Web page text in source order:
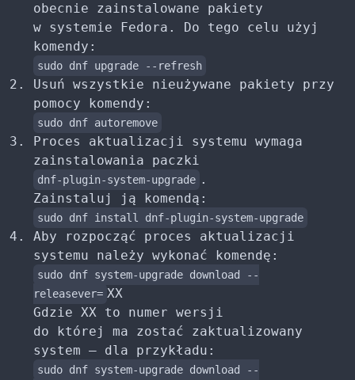
obecnie zainstalowane pakiety
w systemie Fedora. Do tego celu użyj
komendy:
sudo dnf upgrade --refresh
Usuń wszystkie nieużywane pakiety przy
pomocy komendy:
sudo dnf autoremove
Proces aktualizacji systemu wymaga
zainstalowania paczki
dnf-plugin-system-upgrade .
Zainstaluj ją komendą:
sudo dnf install dnf-plugin-system-upgrade
Aby rozpocząć proces aktualizacji
systemu należy wykonać komendę:
sudo dnf system-upgrade download --
releasever= XX
Gdzie XX to numer wersji
do której ma zostać zaktualizowany
system – dla przykładu:
sudo dnf system-upgrade download --